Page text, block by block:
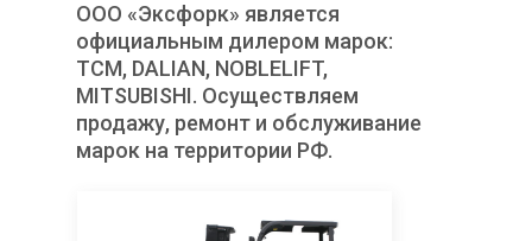
ООО «Эксфорк» является
официальным дилером марок:
TCM, DALIAN, NOBLELIFT,
MITSUBISHI. Осуществляем
продажу, ремонт и обслуживание
марок на территории РФ.